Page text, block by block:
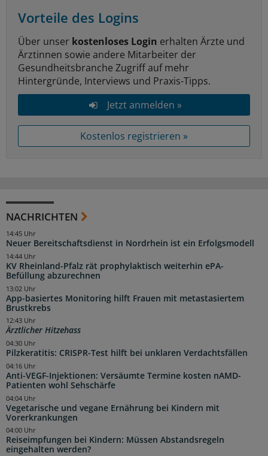
Vorteile des Logins
Über unser kostenloses Login erhalten Ärzte und
Ärztinnen sowie andere Mitarbeiter der
Gesundheitsbranche Zugriff auf mehr
Hintergründe, Interviews und Praxis-Tipps.
Jetzt anmelden »
Kostenlos registrieren »
NACHRICHTEN
Neuer Bereitschaftsdienst in Nordrhein ist ein Erfolgsmodell
14:45 Uhr
KV Rheinland-Pfalz rät prophylaktisch weiterhin ePA-
Befüllung abzurechnen
14:44 Uhr
App-basiertes Monitoring hilft Frauen mit metastasiertem
Brustkrebs
13:02 Uhr
Ärztlicher Hitzehass
12:43 Uhr
Pilzkeratitis: CRISPR-Test hilft bei unklaren Verdachtsfällen
04:30 Uhr
Anti-VEGF-Injektionen: Versäumte Termine kosten nAMD-
Patienten wohl Sehschärfe
04:16 Uhr
Vegetarische und vegane Ernährung bei Kindern mit
Vorerkrankungen
04:04 Uhr
Reiseimpfungen bei Kindern: Müssen Abstandsregeln
eingehalten werden?
04:00 Uhr